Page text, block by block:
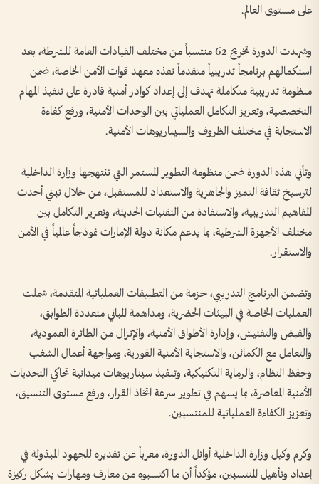
على مستوى العالم.
وشهدت الدورة تخريج 62 منتسباً من مختلف القيادات العامة للشرطة، بعد
استكمالهم برنامجاً تدريبياً متقدماً نفذه معهد قوات الأمن الخاصة، ضمن
منظومة تدريبية متكاملة تهدف إلى إعداد كوادر أمنية قادرة على تنفيذ المهام
التخصصية، وتعزيز التكامل العملياتي بين الوحدات الأمنية، ورفع كفاءة
الاستجابة في مختلف الظروف والسيناريوهات الأمنية.
وتأتي هذه الدورة ضمن منظومة التطوير المستمر التي تنتهجها وزارة الداخلية
لترسيخ ثقافة التميز والجاهزية والاستعداد للمستقبل، من خلال تبني أحدث
المفاهيم التدريبية، والاستفادة من التقنيات الحديثة، وتعزيز التكامل بين
مختلف الأجهزة الشرطية، بما يدعم مكانة دولة الإمارات نموذجاً عالمياً في الأمن
والاستقرار.
وتضمن البرنامج التدريبي، حزمة من التطبيقات العملياتية المتقدمة، شملت
العمليات الخاصة في البيئات الحضرية، ومداهمة المباني متعددة الطوابق،
والقبض والتفتيش، وإدارة الأطواق الأمنية، والإنزال من الطائرة العمودية،
والتعامل مع الكمائن، والاستجابة الأمنية الفورية، ومواجهة أعمال الشغب
وحفظ النظام، والرماية التكتيكية، وتنفيذ سيناريوهات ميدانية تحاكي التحديات
الأمنية المعاصرة، بما يسهم في تطوير سرعة اتخاذ القرار، ورفع مستوى التنسيق،
وتعزيز الكفاءة العملياتية للمنتسبين.
وكرم وكيل وزارة الداخلية أوائل الدورة، معرباً عن تقديره للجهود المبذولة في
إعداد وتأهيل المنتسبين، مؤكداً أن ما اكتسبوه من معارف ومهارات يشكل ركيزة